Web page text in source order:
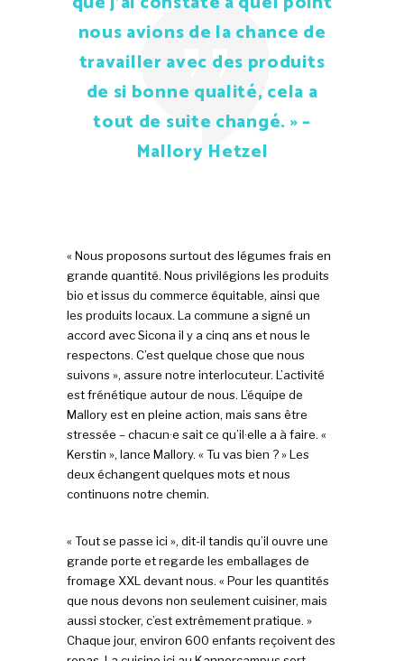
nous avions de la chance de
travailler avec des produits
de si bonne qualité, cela a
tout de suite changé. » –
Mallory Hetzel
« Nous proposons surtout des légumes frais en
grande quantité. Nous privilégions les produits
bio et issus du commerce équitable, ainsi que
les produits locaux. La commune a signé un
accord avec Sicona il y a cinq ans et nous le
respectons. C’est quelque chose que nous
suivons », assure notre interlocuteur. L’activité
est frénétique autour de nous. L’équipe de
Mallory est en pleine action, mais sans être
stressée – chacun·e sait ce qu’il·elle a à faire. «
Kerstin », lance Mallory. « Tu vas bien ? » Les
deux échangent quelques mots et nous
continuons notre chemin.
« Tout se passe ici », dit-il tandis qu’il ouvre une
grande porte et regarde les emballages de
fromage XXL devant nous. « Pour les quantités
que nous devons non seulement cuisiner, mais
aussi stocker, c’est extrêmement pratique. »
Chaque jour, environ 600 enfants reçoivent des